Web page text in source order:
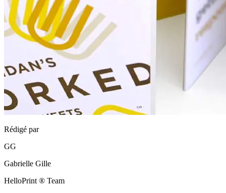
Rédigé par
GG
Gabrielle Gille
HelloPrint ® Team